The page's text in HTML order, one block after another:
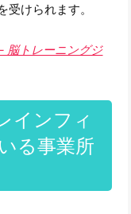
受けられます。
脳トレーニングジ
インフィ
る事業所